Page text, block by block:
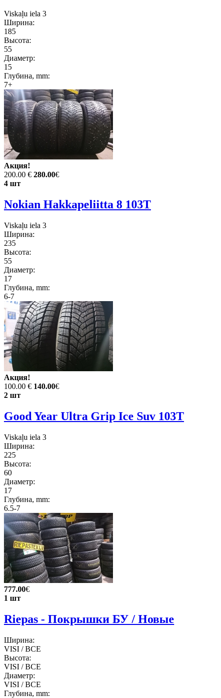
Viskaļu iela 3
Ширина:
185
Высота:
55
Диаметр:
15
Глубина, mm:
7+
Акция!
200.00 € 280.00€
4 шт
Nokian Hakkapeliitta 8 103T
Viskaļu iela 3
Ширина:
235
Высота:
55
Диаметр:
17
Глубина, mm:
6-7
Акция!
100.00 € 140.00€
2 шт
Good Year Ultra Grip Ice Suv 103T
Viskaļu iela 3
Ширина:
225
Высота:
60
Диаметр:
17
Глубина, mm:
6.5-7
777.00€
1 шт
Riepas - Покрышки БУ / Новые
Ширина:
VISI / ВСЕ
Высота:
VISI / ВСЕ
Диаметр:
VISI / ВСЕ
Глубина, mm: